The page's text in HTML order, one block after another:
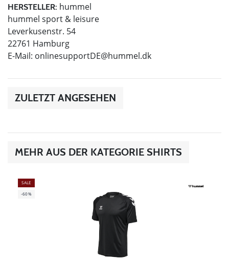
HERSTELLER: hummel
hummel sport & leisure
Leverkusenstr. 54
22761 Hamburg
E-Mail: onlinesupportDE@hummel.dk
ZULETZT ANGESEHEN
MEHR AUS DER KATEGORIE SHIRTS
SALE
-60%